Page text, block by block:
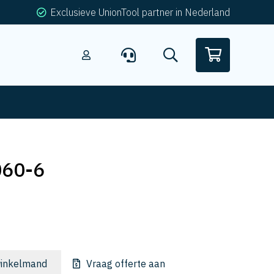
Exclusieve UnionTool partner in Nederland
6
Vraag offerte aan